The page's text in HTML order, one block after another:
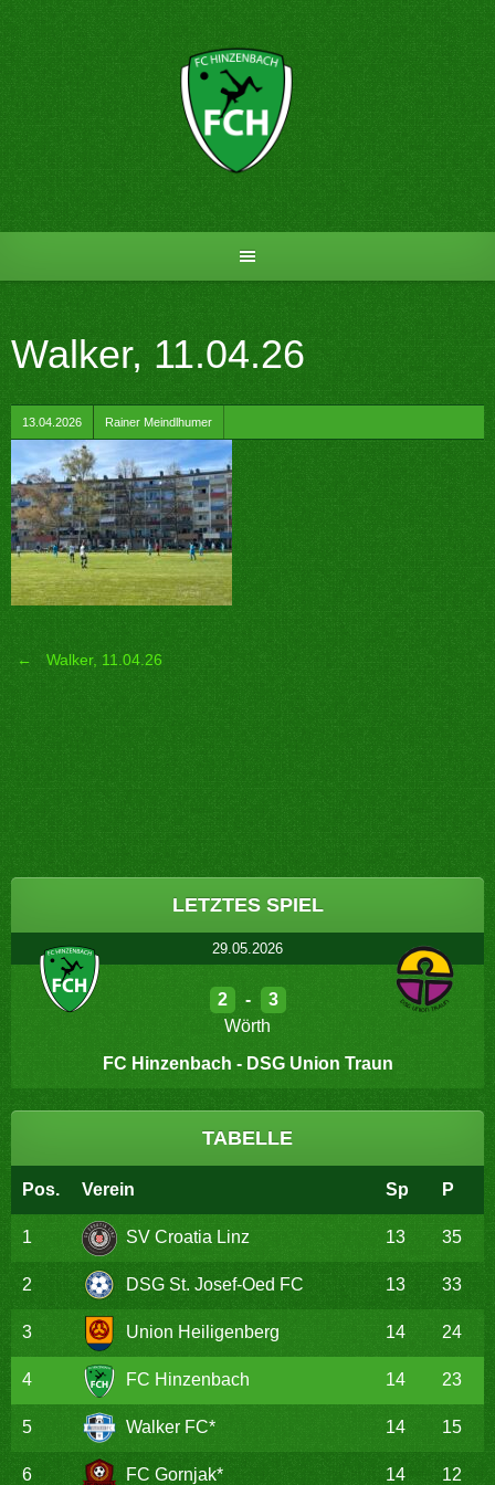
to
Walker, 11.04.26
13.04.2026 Rainer Meindlhumer
Post
navigation
← Walker, 11.04.26
LETZTES SPIEL
29.05.2026
2 -
3
Wörth
FC Hinzenbach - DSG Union Traun
TABELLE
Pos. Verein Sp P
1 SV Croatia Linz 13 35
2 DSG St. Josef-Oed FC 13 33
3 Union Heiligenberg 14 24
4 FC Hinzenbach 14 23
5 Walker FC* 14 15
6 FC Gornjak* 14 12